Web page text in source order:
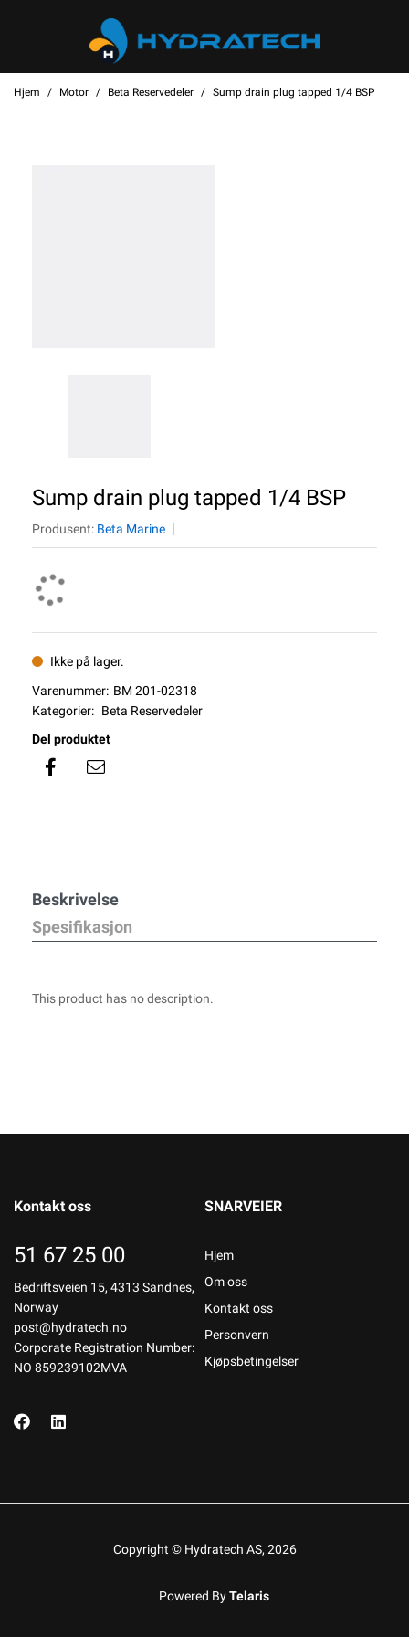
Hjem Motor Beta Reservedeler Sump drain plug tapped 1/4 BSP
Sump drain plug tapped 1/4 BSP
Produsent: Beta Marine
Ikke på lager.
Varenummer: BM 201-02318
Kategorier: Beta Reservedeler
Del produktet
Beskrivelse
Spesifikasjon
This product has no description.
Kontakt oss
51 67 25 00
Bedriftsveien 15, 4313 Sandnes,
Norway
post@hydratech.no
Corporate Registration Number:
NO 859239102MVA
SNARVEIER
Hjem
Om oss
Kontakt oss
Personvern
Kjøpsbetingelser
Copyright © Hydratech AS, 2026
Powered ByTelaris